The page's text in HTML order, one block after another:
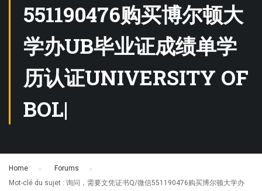
551190476购买博尔顿大
学办UB毕业证成绩单学
历认证UNIVERSITY OF
BOL|
Home Forums
Mot-clé du sujet : 询问，需要文凭证书Q/微信551190476购买博尔顿大学办